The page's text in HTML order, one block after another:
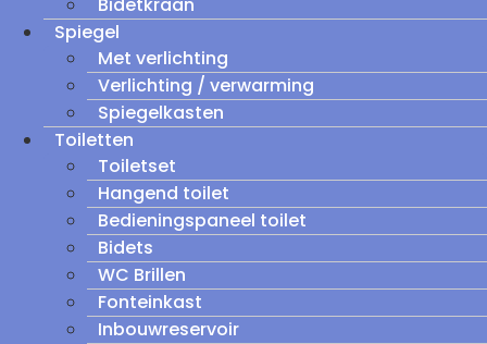
Spiegel
Met verlichting
Verlichting / verwarming
Spiegelkasten
Toiletten
Toiletset
Hangend toilet
Bedieningspaneel toilet
Bidets
WC Brillen
Fonteinkast
Inbouwreservoir